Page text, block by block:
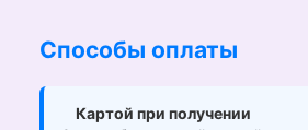
Способы оплаты
Картой при получении